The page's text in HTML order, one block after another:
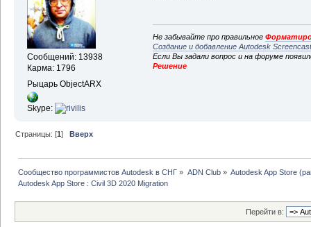
Сообщений: 13938
Карма: 1796
Рыцарь ObjectARX
Skype:
Не забывайте про правильное
Создание и добавление Autodesk
Если Вы задали вопрос и на форуме
Решение
Страницы: [1] Вверх
Сообщество программистов Autodesk в СНГ » ADN Club» Autodesk App Store
Autodesk App Store : Civil 3D 2020 Migration
Перейти в: